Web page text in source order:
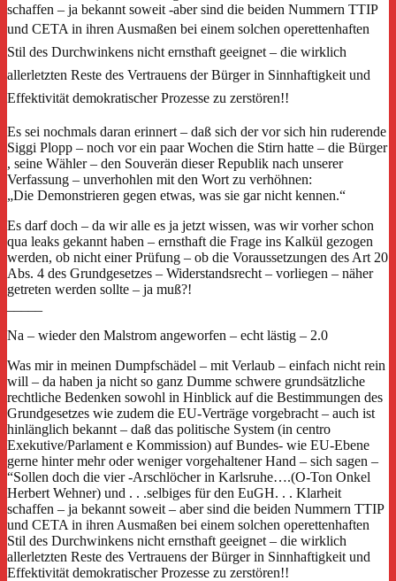
schaffen – ja bekannt soweit -aber sind die beiden Nummern TTIP
und CETA in ihren Ausmaßen bei einem solchen operettenhaften
Stil des Durchwinkens nicht ernsthaft geeignet – die wirklich
allerletzten Reste des Vertrauens der Bürger in Sinnhaftigkeit und
Effektivität demokratischer Prozesse zu zerstören!!
Es sei nochmals daran erinnert – daß sich der vor sich hin ruderende
Siggi Plopp – noch vor ein paar Wochen die Stirn hatte – die Bürger
, seine Wähler – den Souverän dieser Republik nach unserer
Verfassung – unverhohlen mit den Wort zu verhöhnen:
„Die Demonstrieren gegen etwas, was sie gar nicht kennen.“
Es darf doch – da wir alle es ja jetzt wissen, was wir vorher schon
qua leaks gekannt haben – ernsthaft die Frage ins Kalkül gezogen
werden, ob nicht einer Prüfung – ob die Voraussetzungen des Art 20
Abs. 4 des Grundgesetzes – Widerstandsrecht – vorliegen – näher
getreten werden sollte – ja muß?!
Na – wieder den Malstrom angeworfen – echt lästig – 2.0
Was mir in meinen Dumpfschädel – mit Verlaub – einfach nicht rein
will – da haben ja nicht so ganz Dumme schwere grundsätzliche
rechtliche Bedenken sowohl in Hinblick auf die Bestimmungen des
Grundgesetzes wie zudem die EU-Verträge vorgebracht – auch ist
hinlänglich bekannt – daß das politische System (in centro
Exekutive/Parlament e Kommission) auf Bundes- wie EU-Ebene
gerne hinter mehr oder weniger vorgehaltener Hand – sich sagen –
“Sollen doch die vier -Arschlöcher in Karlsruhe….(O-Ton Onkel
Herbert Wehner) und . . .selbiges für den EuGH. . . Klarheit
schaffen – ja bekannt soweit – aber sind die beiden Nummern TTIP
und CETA in ihren Ausmaßen bei einem solchen operettenhaften
Stil des Durchwinkens nicht ernsthaft geeignet – die wirklich
allerletzten Reste des Vertrauens der Bürger in Sinnhaftigkeit und
Effektivität demokratischer Prozesse zu zerstören!!